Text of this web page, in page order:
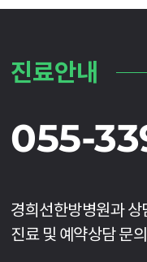
진료안내
055-
경희선한방병원과 상
진료 및 예약상담 문